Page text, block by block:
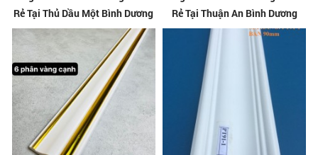
Rẻ Tại Thủ Dầu Một Bình Dương
Rẻ Tại Thuận An Bình Dương